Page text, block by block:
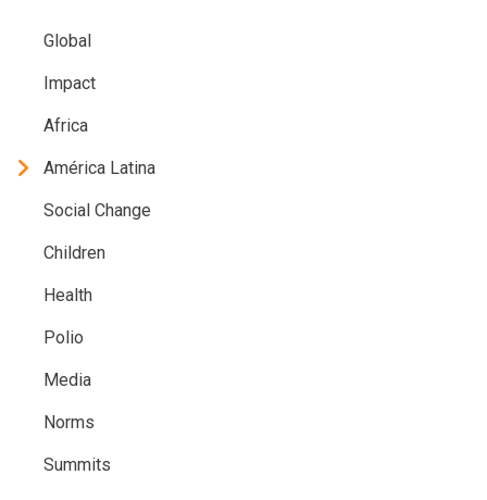
Global
Impact
Africa
América Latina
Social Change
Children
Health
Polio
Media
Norms
Summits